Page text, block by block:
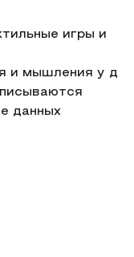
игры и
и мышления у д
данных